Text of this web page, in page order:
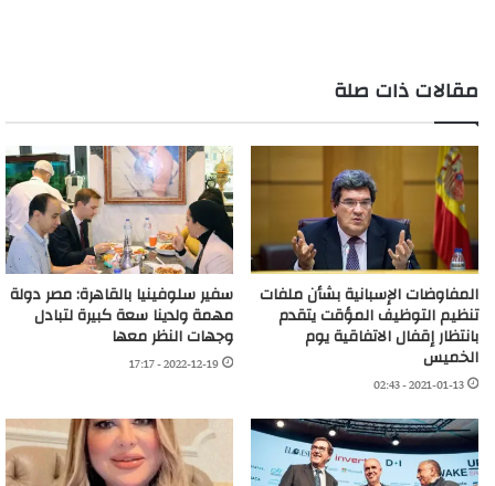
مقالات ذات صلة
المفاوضات الإسبانية بشأن ملفات
تنظيم التوظيف المؤقت يتقدم
بانتظار إقفال الاتفاقية يوم
الخميس
2021-01-13 - 02:43
سفير سلوفينيا بالقاهرة: مصر دولة
مهمة ولدينا سعة كبيرة لتبادل
وجهات النظر معها
2022-12-19 - 17:17